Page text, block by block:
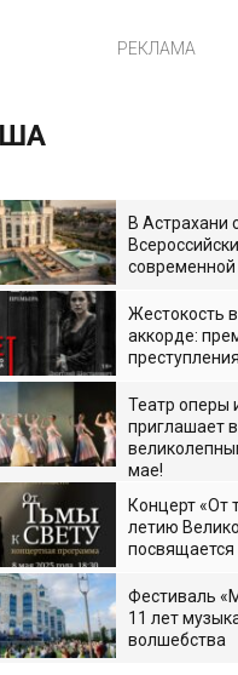
РЕКЛАМА
В Астрахани
Жестокость
аккорде:
Театр оперы
приглашает
мае!
Концерт «От
летию
посвящается
Фестиваль
11 лет
волшебства